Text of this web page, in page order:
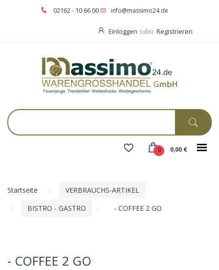
02162 - 10 66 00 info@massimo24.de
Einloggen oder Registrieren
0 0,00 €
Startseite
VERBRAUCHS-ARTIKEL
BISTRO - GASTRO
- COFFEE 2 GO
- COFFEE 2 GO